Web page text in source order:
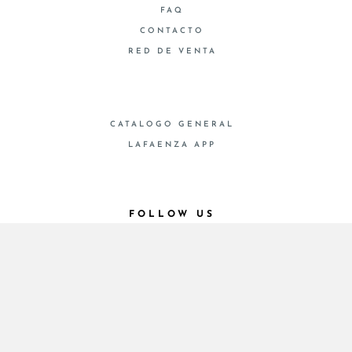
FAQ
CONTACTO
RED DE VENTA
CATALOGO GENERAL
LAFAENZA APP
FOLLOW US